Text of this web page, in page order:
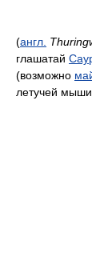
(англ.
глашатай
(возможно
летучей